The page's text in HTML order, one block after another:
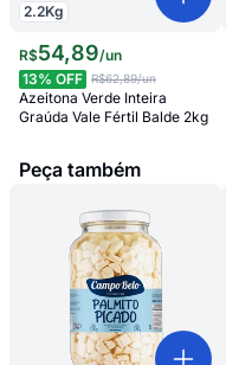
2.2Kg
R$54,89/un
13% OFF R$62,89/un
Azeitona Verde Inteira
Graúda Vale Fértil Balde 2kg
Peça também